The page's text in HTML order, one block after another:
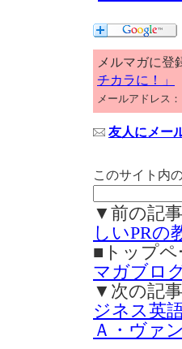
メルマガに
チカラに！」
メールアドレス：
友人にメー
このサイト内
▼前の記事
しいPRの
■トップペ
マガブロ
▼次の記事
ジネス英
Ａ・ヴァ